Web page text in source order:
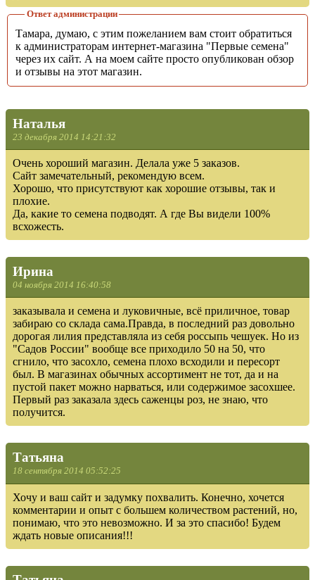
Ответ администрации
Тамара, думаю, с этим пожеланием вам стоит обратиться
к администраторам интернет-магазина "Первые семена"
через их сайт. А на моем сайте просто опубликован обзор
и отзывы на этот магазин.
Наталья
23 декабря 2014 14:21:32
Очень хороший магазин. Делала уже 5 заказов.
Сайт замечательный, рекомендую всем.
Хорошо, что присутствуют как хорошие отзывы, так и
плохие.
Да, какие то семена подводят. А где Вы видели 100%
всхожесть.
Ирина
04 ноября 2014 16:40:58
заказывала и семена и луковичные, всё приличное, товар
забираю со склада сама.Правда, в последний раз довольно
дорогая лилия представляла из себя россыпь чешуек. Но из
"Садов России" вообще все приходило 50 на 50, что
сгнило, что засохло, семена плохо всходили и пересорт
был. В магазинах обычных ассортимент не тот, да и на
пустой пакет можно нарваться, или содержимое засохшее.
Первый раз заказала здесь саженцы роз, не знаю, что
получится.
Татьяна
18 сентября 2014 05:52:25
Хочу и ваш сайт и задумку похвалить. Конечно, хочется
комментарии и опыт с большем количеством растений, но,
понимаю, что это невозможно. И за это спасибо! Будем
ждать новые описания!!!